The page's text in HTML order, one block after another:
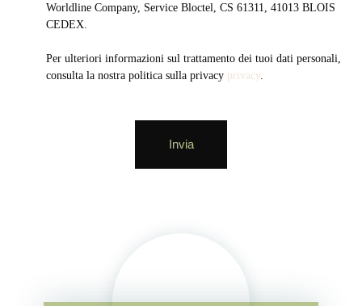
Worldline Company, Service Bloctel, CS 61311, 41013 BLOIS
CEDEX.
Per ulteriori informazioni sul trattamento dei tuoi dati personali,
consulta la nostra politica sulla privacy privacy
Invia